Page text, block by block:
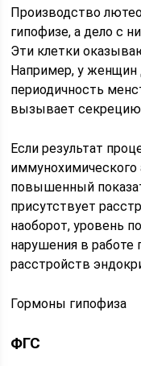
Производство
гипофизе, а дело с
Эти клетки
Например, у
периодичность
вызывает секрецию
Если результат
иммунохимического
повышенный
присутствует
наоборот, уровень
нарушения в работе
расстройств
Гормоны гипофиза
ФГС